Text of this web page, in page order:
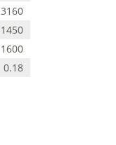
3160
1450
1600
0.18